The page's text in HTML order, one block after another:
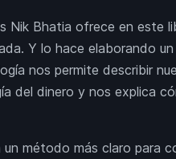
Nik Bhatia ofrece en este
Y lo hace elaborando
nos permite describir
del dinero y nos explica
método más claro para